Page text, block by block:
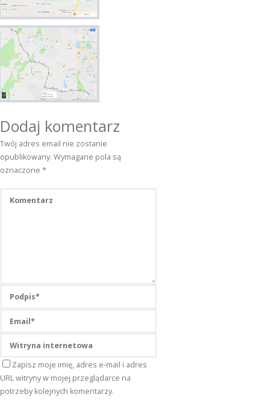
Dodaj komentarz
Twój adres email nie zostanie
opublikowany. Wymagane pola są
oznaczone *
Zapisz moje imię, adres e-mail i adres
URL witryny w mojej przeglądarce na
potrzeby kolejnych komentarzy.